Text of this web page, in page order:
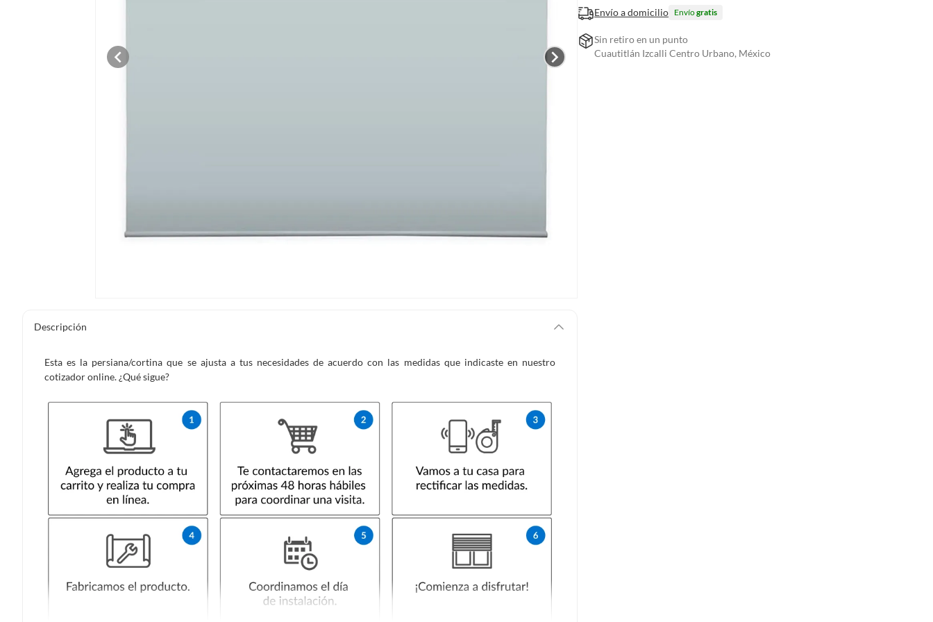
Descripción
Esta es la persiana/cortina que se ajusta a tus necesidades de acuerdo con las medidas que indicaste en nuestro
cotizador online. ¿Qué sigue?
Envío a domicilio Envíogratis
Sin retiro en un punto
Cuautitlán Izcalli Centro Urbano, México